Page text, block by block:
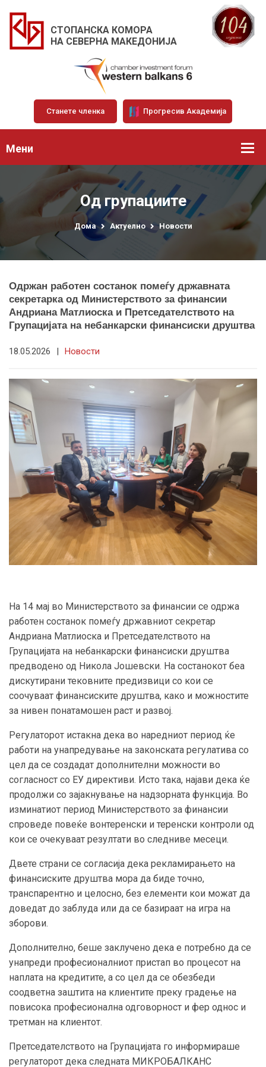
СТОПАНСКА КОМОРА
НА СЕВЕРНА МАКЕДОНИЈА
Станете членка Прогресив Академија
Мени
Од групациите
Дома Актуелно Новости
Одржан работен состанок помеѓу државната
секретарка од Министерството за финансии
Андриана Матлиоска и Претседателството на
Групацијата на небанкарски финансиски друштва
18.05.2026 | Новости
На 14 мај во Министерството за финансии се одржа
работен состанок помеѓу државниот секретар
Андриана Матлиоска и Претседателството на
Групацијата на небанкарски финансиски друштва
предводено од Никола Јошевски. На состанокот беа
дискутирани тековните предизвици со кои се
соочуваат финансиските друштва, како и можностите
за нивен понатамошен раст и развој.
Регулаторот истакна дека во наредниот период ќе
работи на унапредување на законската регулатива со
цел да се создадат дополнителни можности во
согласност со ЕУ директиви. Исто така, најави дека ќе
продолжи со зајакнување на надзорната функција. Во
изминатиот период Министерството за финансии
спроведе повеќе вонтеренски и теренски контроли од
кои се очекуваат резултати во следниве месеци.
Двете страни се согласија дека рекламирањето на
финансиските друштва мора да биде точно,
транспарентно и целосно, без елементи кои можат да
доведат до заблуда или да се базираат на игра на
зборови.
Дополнително, беше заклучено дека е потребно да се
унапреди професионалниот пристап во процесот на
наплата на кредитите, а со цел да се обезбеди
соодветна заштита на клиентите преку градење на
повисока професионална одговорност и фер однос и
третман на клиентот.
Претседателството на Групацијата го информираше
регулаторот дека следната МИКРОБАЛКАНС